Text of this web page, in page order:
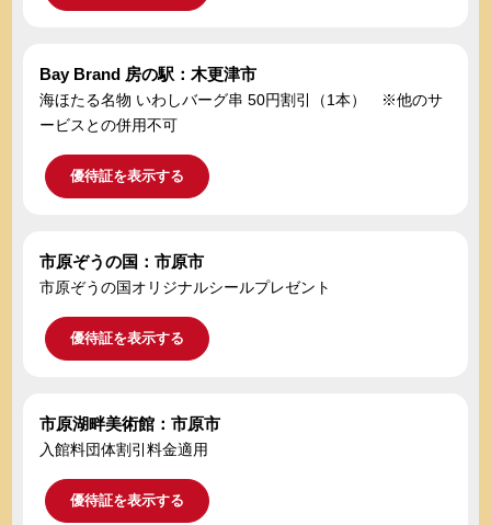
Bay Brand 房の駅：木更津市
海ほたる名物 いわしバーグ串 50円割引（1本） ※他のサ
ービスとの併用不可
優待証を表示する
市原ぞうの国：市原市
市原ぞうの国オリジナルシールプレゼント
優待証を表示する
市原湖畔美術館：市原市
入館料団体割引料金適用
優待証を表示する